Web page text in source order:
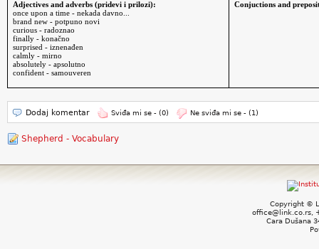
Adjectives and adverbs (pridevi i prilozi):
once upon a time - nekada davno...
brand new - potpuno novi
curious - radoznao
finally - konačno
surprised - iznenađen
calmly - mirno
absolutely - apsolutno
confident - samouveren
Conjuctions and
Dodaj komentar Sviđa mi se - (0) Ne sviđa mi se - (1)
Shepherd - Vocabulary
Copyright ©
office@link.co.rs,
Cara Dušana